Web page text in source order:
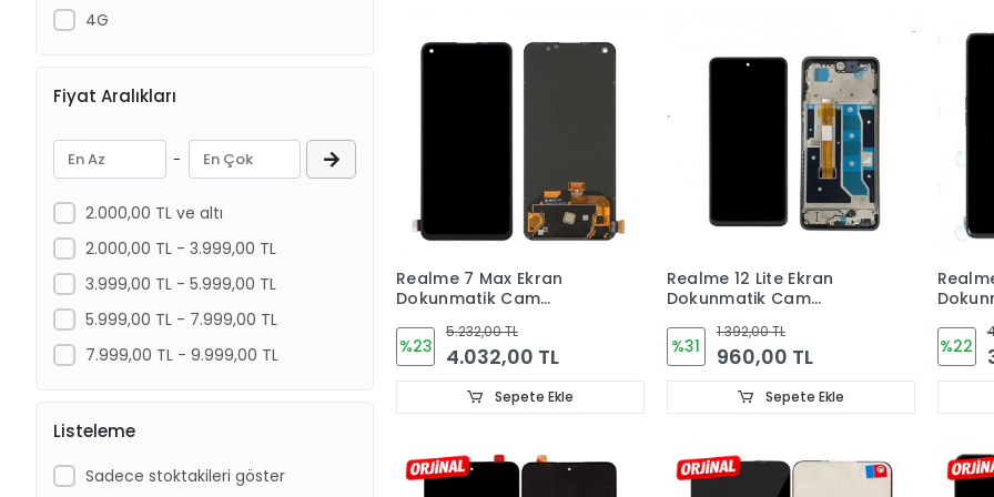
4G
Fiyat Aralıkları
-
2.000,00 TL ve altı
2.000,00 TL - 3.999,00 TL
3.999,00 TL - 5.999,00 TL
5.999,00 TL - 7.999,00 TL
7.999,00 TL - 9.999,00 TL
Listeleme
Sadece stoktakileri göster
Realme 7 Max Ekran
Dokunmatik Cam
%23
5.232,00 TL
4.032,00 TL
Sepete Ekle
Realme 12 Lite Ekran
Dokunmatik Cam
%31
1.392,00 TL
960,00 TL
Sepete Ekle
%22